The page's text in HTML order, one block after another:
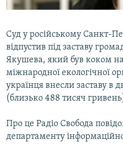
СВІДЧЕННЯ ОКУПАЦІЇ
ІНФОГРАФІКА
Qırımtatar
ДОЛУЧАЙСЯ!
Усі сайти RFE/RL
Суд у російському Санкт-
відпустив під заставу
Якушева, який був коком
міжнародної екологічної
українця внесли заставу в
(близько 488 тисяч
Про це Радіо Свобода
департаменту